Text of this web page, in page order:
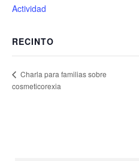
Actividad
RECINTO
Charla para familias sobre
cosmeticorexia